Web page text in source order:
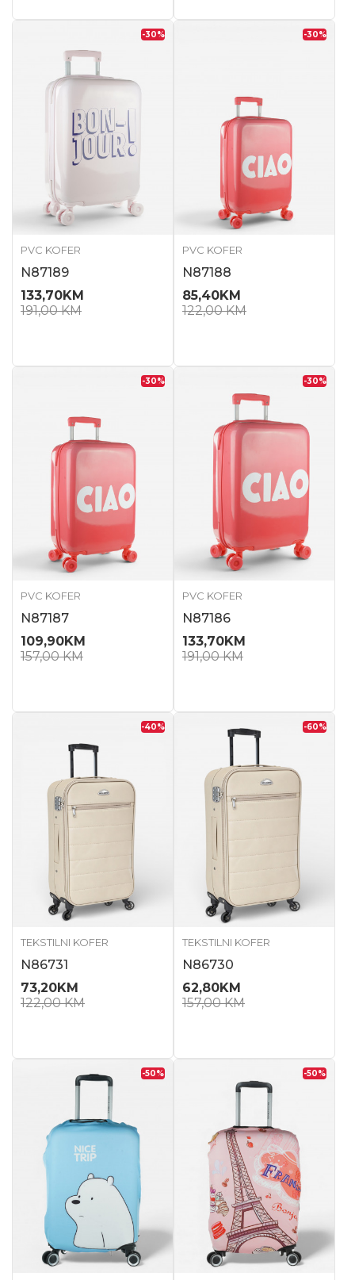
-30%
PVC KOFER
N87189
133,70KM
191,00KM
-30%
PVC KOFER
N87188
85,40KM
122,00KM
-30%
PVC KOFER
N87187
109,90KM
157,00KM
-30%
PVC KOFER
N87186
133,70KM
191,00KM
-40%
TEKSTILNI KOFER
N86731
73,20KM
122,00KM
-60%
TEKSTILNI KOFER
N86730
62,80KM
157,00KM
-50% -50%